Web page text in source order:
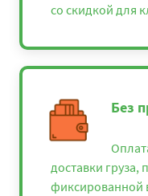
со скидкой для
Без
доставки груза,
фиксированной